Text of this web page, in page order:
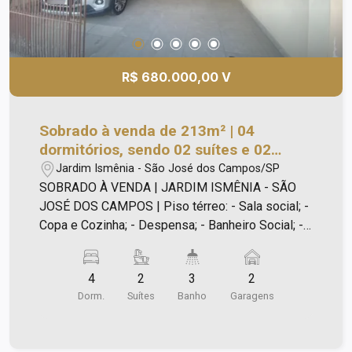
R$ 680.000,00 V
Sobrado à venda de 213m² | 04
dormitórios, sendo 02 suítes e 02
vagas de garagem | Jardim Ismênia -
São José dos Campos |
Jardim Ismênia - São José dos Campos/SP
SOBRADO À VENDA | JARDIM ISMÊNIA - SÃO
JOSÉ DOS CAMPOS | Piso térreo: - Sala social; -
Copa e Cozinha; - Despensa; - Banheiro Social; -
Planejados na cozinha, banheiros e copa. Piso
Superior: - 02 dormitórios, sendo 01 suíte com
espaço para closet e com sacada. OBS.: O 2º
4
Dorm.
2
Suítes
3
Banho
2
Garagens